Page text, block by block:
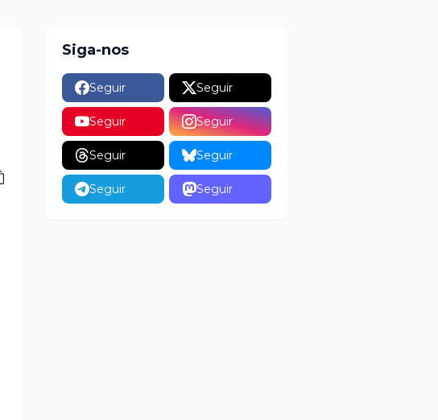
Siga-nos
Seguir Seguir
Seguir Seguir
Seguir Seguir
Seguir Seguir